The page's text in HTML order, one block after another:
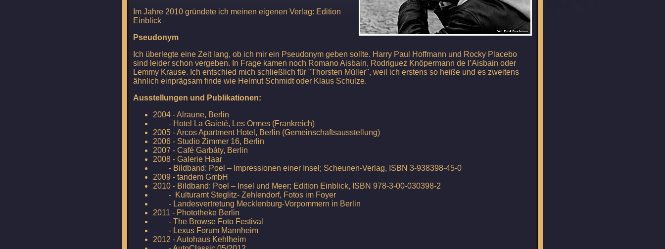
Im Jahre 2010 gründete ich meinen eigenen Verlag: Edition
Einblick
Pseudonym
Ich überlegte eine Zeit lang, ob ich mir ein Pseudonym geben sollte. Harry Paul Hoffmann und Rocky Placebo
sind leider schon vergeben. In Frage kamen noch Romano Aisbain, Rodriguez Knöpermann de l’Aisbain oder
Lemmy Krause. Ich entschied mich schließlich für "Thorsten Müller", weil ich erstens so heiße und es zweitens
ähnlich einprägsam finde wie Helmut Schmidt oder Klaus Schulze.
Ausstellungen und Publikationen:
2004 - Alraune, Berlin
- Hotel La Gaieté, Les Ormes (Frankreich)
2005 - Arcos Apartment Hotel, Berlin (Gemeinschaftsausstellung)
2006 - Studio Zimmer 16, Berlin
2007 - Café Garbáty, Berlin
2008 - Galerie Haar
- Bildband: Poel – Impressionen einer Insel; Scheunen-Verlag, ISBN 3-938398-45-0
2009 - tandem GmbH
2010 - Bildband: Poel – Insel und Meer; Edition Einblick, ISBN 978-3-00-030398-2
- Kulturamt Steglitz- Zehlendorf, Fotos im Foyer
- Landesvertretung Mecklenburg-Vorpommern in Berlin
2011 - Phototheke Berlin
- The Browse Foto Festival
- Lexus Forum Mannheim
2012 - Autohaus Kehlheim